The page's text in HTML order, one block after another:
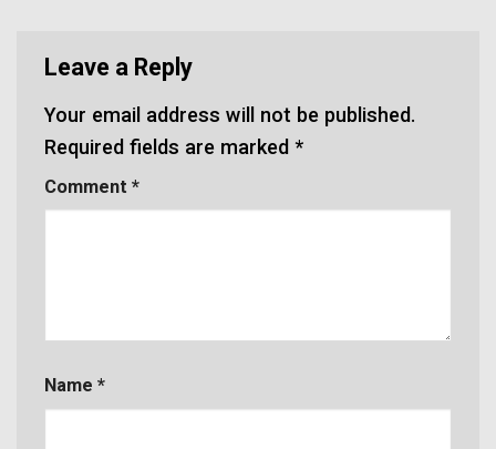
Leave a Reply
Your email address will not be published.
Required fields are marked *
Comment *
Name *